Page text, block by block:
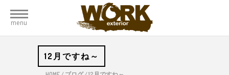
menu
12月ですね～